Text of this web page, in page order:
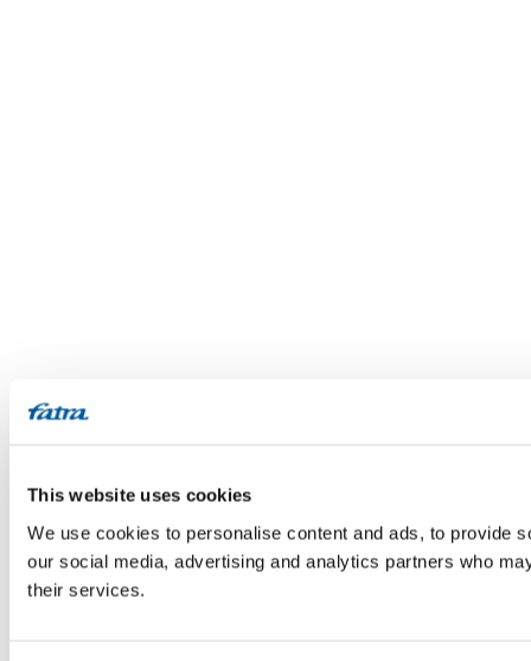
This website uses cookies
We use cookies to personalise content and ads, to provide
our social media, advertising and analytics partners who
their services.